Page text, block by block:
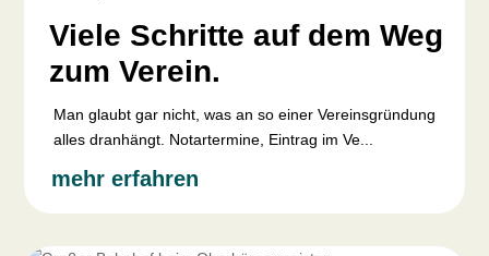
Viele Schritte auf dem Weg
zum Verein.
Man glaubt gar nicht, was an so einer Vereinsgründung
alles dranhängt. Notartermine, Eintrag im Ve...
mehr erfahren